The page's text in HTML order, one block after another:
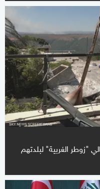
"زوطر الغربية" لبلدتهم